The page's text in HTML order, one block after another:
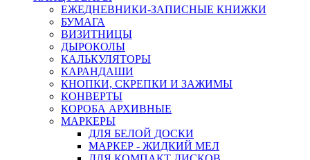
ЕЖЕДНЕВНИКИ-ЗАПИСНЫЕ КНИЖКИ
БУМАГА
ВИЗИТНИЦЫ
ДЫРОКОЛЫ
КАЛЬКУЛЯТОРЫ
КАРАНДАШИ
КНОПКИ, СКРЕПКИ И ЗАЖИМЫ
КОНВЕРТЫ
КОРОБА АРХИВНЫЕ
МАРКЕРЫ
ДЛЯ БЕЛОЙ ДОСКИ
МАРКЕР - ЖИДКИЙ МЕЛ